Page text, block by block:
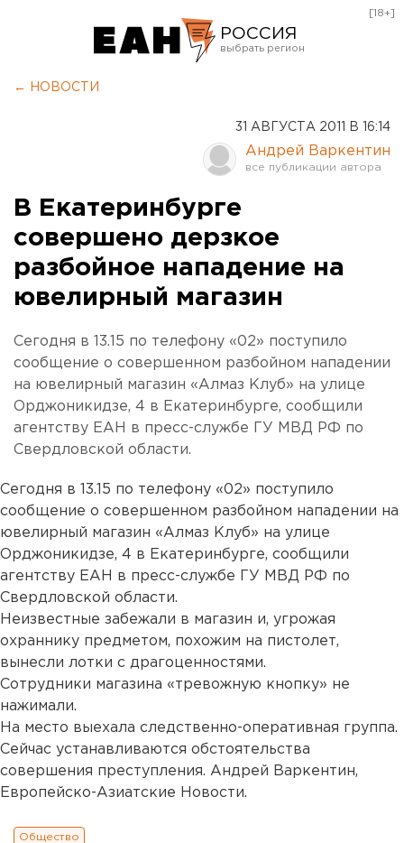
РОССИЯ
Оренбург
[18+]
← НОВОСТИ
31 АВГУСТА 2011 В 16:14
Андрей Варкентин
В Екатеринбурге
совершено дерзкое
разбойное нападение на
ювелирный магазин
Сегодня в 13.15 по телефону «02» поступило
сообщение о совершенном разбойном нападении
на ювелирный магазин «Алмаз Клуб» на улице
Орджоникидзе, 4 в Екатеринбурге, сообщили
агентству ЕАН в пресс-службе ГУ МВД РФ по
Свердловской области.
Сегодня в 13.15 по телефону «02» поступило
сообщение о совершенном разбойном нападении на
ювелирный магазин «Алмаз Клуб» на улице
Орджоникидзе, 4 в Екатеринбурге, сообщили
агентству ЕАН в пресс-службе ГУ МВД РФ по
Свердловской области.
Неизвестные забежали в магазин и, угрожая
охраннику предметом, похожим на пистолет,
вынесли лотки с драгоценностями.
Сотрудники магазина «тревожную кнопку» не
нажимали.
На место выехала следственно-оперативная группа.
Сейчас устанавливаются обстоятельства
совершения преступления. Андрей Варкентин,
Европейско-Азиатские Новости.
Общество